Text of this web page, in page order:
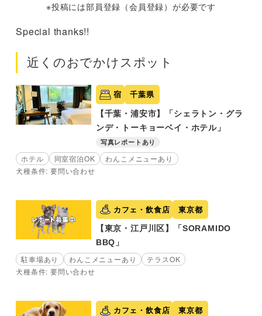
※投稿には部員登録（会員登録）が必要です
Special thanks!!
近くのおでかけスポット
宿 千葉県
【千葉・浦安市】「シェラトン・グラ
ンデ・トーキョーベイ・ホテル」
写真レポートあり
ホテル 同室宿泊OK
わんこメニューあり
犬種条件: 要問い合わせ
カフェ・飲食店 東京都
【東京・江戸川区】「SORAMIDO
BBQ」
駐車場あり わんこメニューあり
テラスOK
犬種条件: 要問い合わせ
カフェ・飲食店 東京都